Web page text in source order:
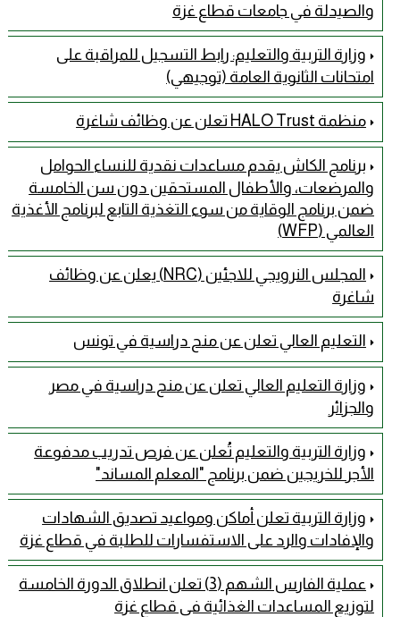
والصيدلة في جامعات قطاع غزة
وزارة التربية والتعليم: رابط التسجيل للمراقبة على
امتحانات الثانوية العامة (توجيهي)
منظمة HALO Trust تعلن عن وظائف شاغرة
برنامج الكاش يقدم مساعدات نقدية للنساء الحوامل
والمرضعات، والأطفال المستحقين دون سن الخامسة
ضمن برنامج الوقاية من سوء التغذية التابع لبرنامج الأغذية
العالمي (WFP)
المجلس النرويجي للاجئين (NRC) يعلن عن وظائف
شاغرة
التعليم العالي تعلن عن منح دراسية في تونس
وزارة التعليم العالي تعلن عن منح دراسية في مصر
والجزائر
وزارة التربية والتعليم تُعلن عن فرص تدريب مدفوعة
الأجر للخريجين ضمن برنامج "المعلم المساند"
وزارة التربية تعلن أماكن ومواعيد تصديق الشهادات
والإفادات والرد على الاستفسارات للطلبة في قطاع غزة
عملية الفارس الشهم (3) تعلن انطلاق الدورة الخامسة
لتوزيع المساعدات الغذائية في قطاع غزة